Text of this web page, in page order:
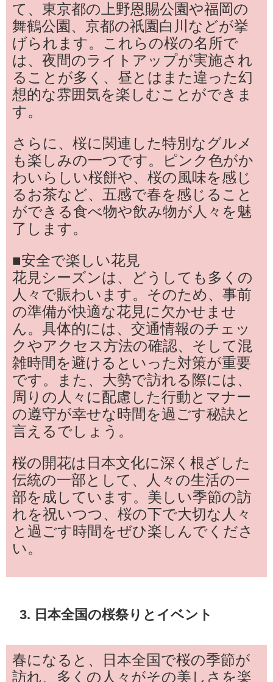
て、東京都の上野恩賜公園や福岡の
舞鶴公園、京都の祇園白川などが挙
げられます。これらの桜の名所で
は、夜間のライトアップが実施され
ることが多く、昼とはまた違った幻
想的な雰囲気を楽しむことができま
す。
さらに、桜に関連した特別なグルメ
も楽しみの一つです。ピンク色がか
わいらしい桜餅や、桜の風味を感じ
るお茶など、五感で春を感じること
ができる食べ物や飲み物が人々を魅
了します。
■安全で楽しい花見
花見シーズンは、どうしても多くの
人々で賑わいます。そのため、事前
の準備が快適な花見に欠かせませ
ん。具体的には、交通情報のチェッ
クやアクセス方法の確認、そして混
雑時間を避けるといった対策が重要
です。また、大勢で訪れる際には、
周りの人々に配慮した行動とマナー
の遵守が幸せな時間を過ごす秘訣と
言えるでしょう。
桜の開花は日本文化に深く根ざした
伝統の一部として、人々の生活の一
部を成しています。美しい季節の訪
れを祝いつつ、桜の下で大切な人々
と過ごす時間をぜひ楽しんでくださ
い。
3. 日本全国の桜祭りとイベント
春になると、日本全国で桜の季節が
訪れ、多くの人々がその美しさを楽